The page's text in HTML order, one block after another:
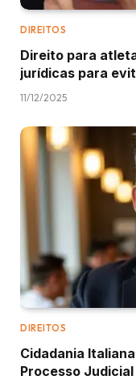
DIREITOS
Direito para
jurídicas para
11/12/2025
DIREITOS
Cidadania
Processo